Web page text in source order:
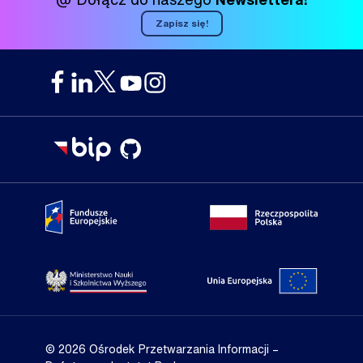
Zapisz się!
Portal Fundusze Europejskie Portal
Strona Ministerstwa Nauki i Szkolnictwa WyższegoPortal
© 2026 Ośrodek Przetwarzania Informacji –